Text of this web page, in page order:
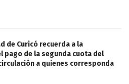
de Curicó recuerda a la
pago de la segunda cuota del
a quienes corresponda